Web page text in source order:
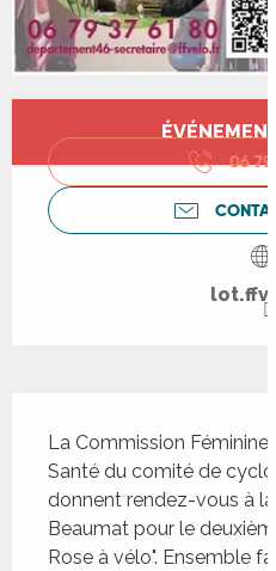
Ouverture et
06 79
La Commission
Santé du comité de
donnent rendez-vous à
Beaumat pour le
Rose à vélo". Ensemble